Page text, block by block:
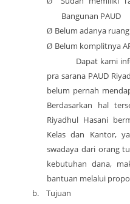
Bangunan PAUD
Ø Belum adanya
Ø Belum komplitnya
Dapat kami
pra sarana PAUD
belum pernah
Berdasarkan hal
Riyadhul Hasani
Kelas dan Kantor,
swadaya dari orang
kebutuhan dana,
bantuan melalui
b.
Tujuan